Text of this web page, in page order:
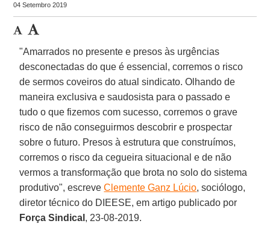
04 Setembro 2019
"Amarrados no presente e presos às urgências
desconectadas do que é essencial, corremos o risco
de sermos coveiros do atual sindicato. Olhando de
maneira exclusiva e saudosista para o passado e
tudo o que fizemos com sucesso, corremos o grave
risco de não conseguirmos descobrir e prospectar
sobre o futuro. Presos à estrutura que construímos,
corremos o risco da cegueira situacional e de não
vermos a transformação que brota no solo do sistema
produtivo", escreveClemente Ganz Lúcio, sociólogo,
diretor técnico do DIEESE, em artigo publicado por
Força Sindical , 23-08-2019.